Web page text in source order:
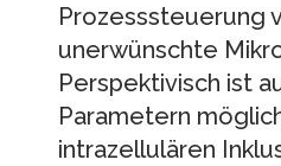
Prozesssteuerung
unerwünschte
Perspektivisch ist
Parametern
intrazellulären